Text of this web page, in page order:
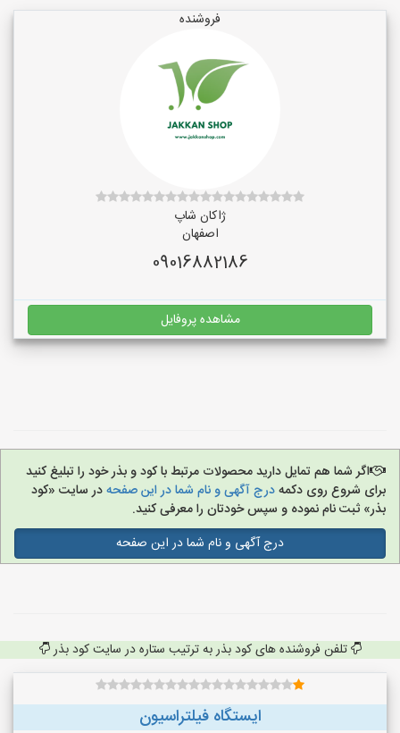
فروشنده
ژاکان شاپ
اصفهان
09016882186
مشاهده پروفایل
اگر شما هم تمایل دارید محصولات مرتبط با کود و بذر خود را تبلیغ کنید
برای شروع روی دکمهدرج آگهی و نام شما در این صفحهدر سایت «کود
بذر» ثبت نام نموده و سپس خودتان را معرفی کنید.
درج آگهی و نام شما در این صفحه
تلفن فروشنده های کود بذر به ترتیب ستاره در سایت کود بذر
ایستگاه فیلتراسیون